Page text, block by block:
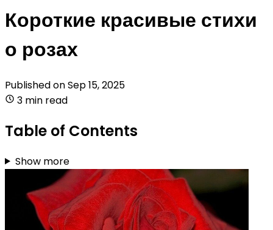
Короткие красивые стихи
о розах
Published onSep 15, 2025
3 min read
Table of Contents
Show more